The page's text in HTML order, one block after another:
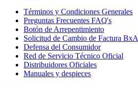
Términos y Condiciones Generales
Preguntas Frecuentes FAQ's
Botón de Arrepentimiento
Solicitud de Cambio de Factura BxA
Defensa del Consumidor
Red de Servicio Técnico Oficial
Distribuidores Oficiales
Manuales y despieces